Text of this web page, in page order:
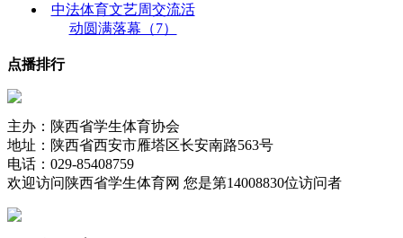
中法体育文艺周交流活
动圆满落幕（7）
点播排行
主办：陕西省学生体育协会
地址：陕西省西安市雁塔区长安南路563号
电话：029-85408759
欢迎访问陕西省学生体育网 您是第14008830位访问者